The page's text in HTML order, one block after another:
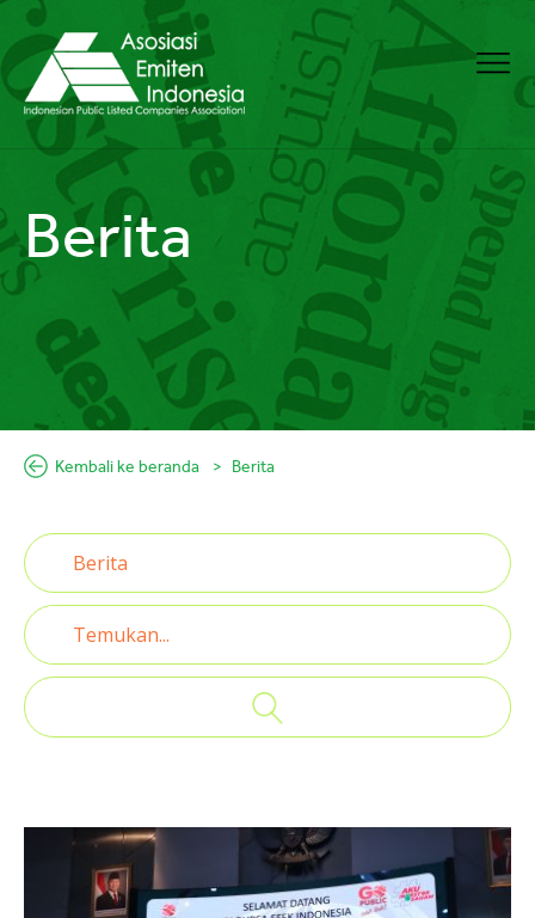
Berita
Kembali ke beranda Berita